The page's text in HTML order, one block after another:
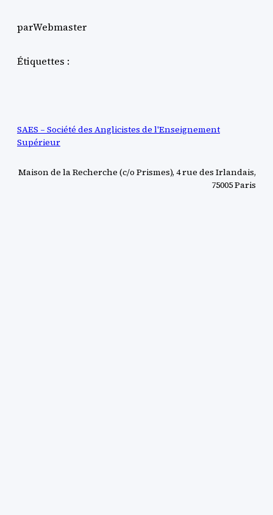
parWebmaster
Étiquettes :
SAES – Société des Anglicistes de l'Enseignement
Supérieur
Maison de la Recherche (c/o Prismes), 4 rue des Irlandais,
75005 Paris